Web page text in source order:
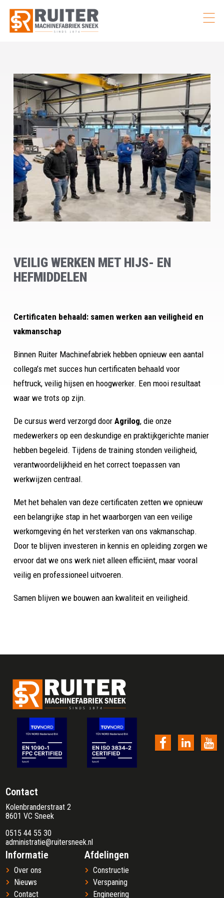
VEILIG WERKEN MET HIJS- EN
HEFMIDDELEN
Certificaten behaald: samen werken aan veiligheid en
vakmanschap
Binnen Ruiter Machinefabriek hebben opnieuw een aantal
collega’s met succes hun certificaten behaald voor
heftruck, veilig hijsen en hoogwerker. Een mooi resultaat
waar we trots op zijn.
De cursus werd verzorgd doorAgrilog, die onze
medewerkers op een deskundige en praktijkgerichte manier
hebben begeleid. Tijdens de training stonden veiligheid,
verantwoordelijkheid en het correct toepassen van
werkwijzen centraal.
Met het behalen van deze certificaten zetten we opnieuw
een belangrijke stap in het waarborgen van een veilige
werkomgeving én het versterken van ons vakmanschap.
Door te blijven investeren in kennis en opleiding zorgen we
ervoor dat we ons werk niet alleen efficiënt, maar vooral
veilig en professioneel uitvoeren.
Samen blijven we bouwen aan kwaliteit en veiligheid.
Contact
Kolenbranderstraat 2
8601 VC Sneek
0515 44 55 30
administratie@ruitersneek.nl
Informatie
Over ons
Nieuws
Contact
Afdelingen
Constructie
Verspaning
Engineering